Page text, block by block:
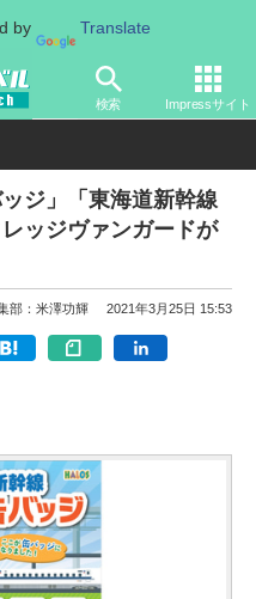
by Translate
検索 Impressサイト
鉄道
ジ」「東海道新幹線
ッジヴァンガードが
部：米澤功輝 2021年3月25日 15:53